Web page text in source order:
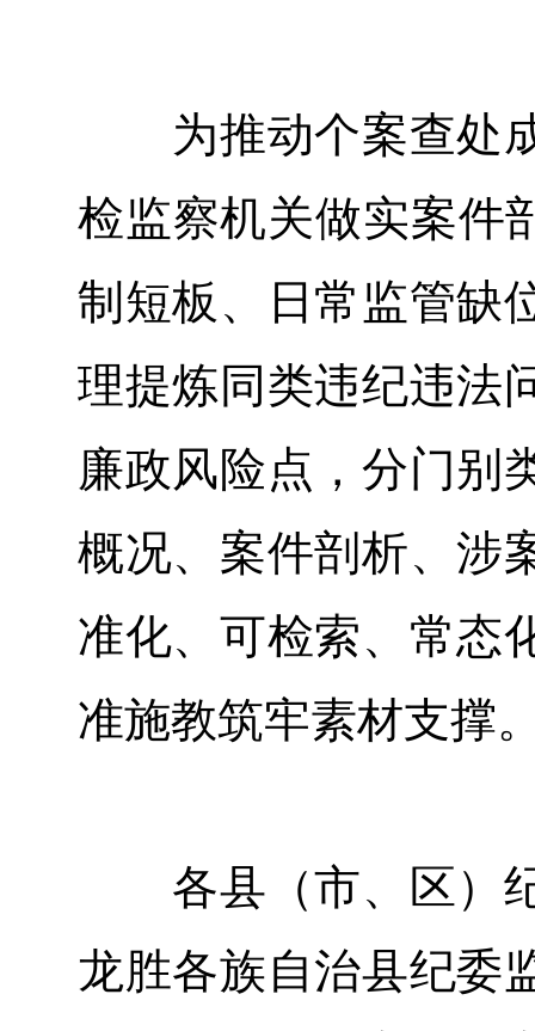
为推动个案查处成
检监察机关做实案件
制短板、日常监管缺
理提炼同类违纪违法
廉政风险点，分门别
概况、案件剖析、涉
准化、可检索、常态
准施教筑牢素材支撑
各县（市、区）纪
龙胜各族自治县纪委